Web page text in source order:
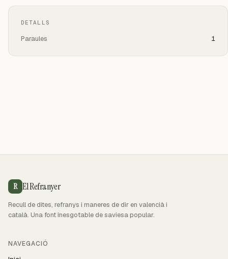
DETALLS
Paraules 1
R El Refranyer
Recull de dites, refranys i maneres de dir en valencià i
català. Una font inesgotable de saviesa popular.
NAVEGACIÓ